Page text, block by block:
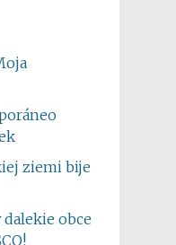
ziemi bije
dalekie obce